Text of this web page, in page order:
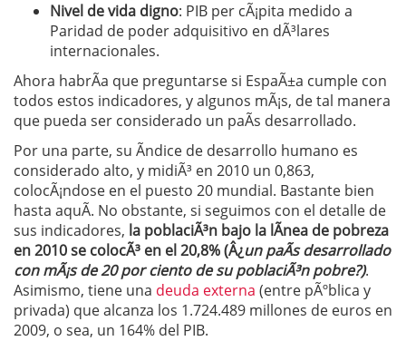
Nivel de vida digno: PIB per cÃ¡pita medido a
Paridad de poder adquisitivo en dÃ³lares
internacionales.
Ahora habrÃ­a que preguntarse si EspaÃ±a cumple con
todos estos indicadores, y algunos mÃ¡s, de tal manera
que pueda ser considerado un paÃ­s desarrollado.
Por una parte, su Ã­ndice de desarrollo humano es
considerado alto, y midiÃ³ en 2010 un 0,863,
colocÃ¡ndose en el puesto 20 mundial. Bastante bien
hasta aquÃ­. No obstante, si seguimos con el detalle de
sus indicadores, la poblaciÃ³n bajo la lÃ­nea de pobreza
en 2010 se colocÃ³ en el 20,8%(Â¿un paÃ­s desarrollado
con mÃ¡s de 20 por ciento de su poblaciÃ³n pobre?).
Asimismo, tiene una deuda externa (entre pÃºblica y
privada) que alcanza los 1.724.489 millones de euros en
2009, o sea, un 164% del PIB.